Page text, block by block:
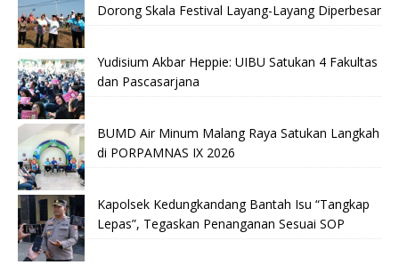
Dorong Skala Festival Layang-Layang Diperbesar
Yudisium Akbar Heppie: UIBU Satukan 4 Fakultas
dan Pascasarjana
BUMD Air Minum Malang Raya Satukan Langkah
di PORPAMNAS IX 2026
Kapolsek Kedungkandang Bantah Isu “Tangkap
Lepas”, Tegaskan Penanganan Sesuai SOP